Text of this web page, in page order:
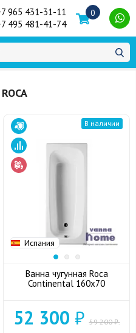
965 431-31-11
495 481-41-74
0
Испания
В наличии
Ванна чугунная Roca
Continental 160х70
52 300 ₽59 200 ₽.